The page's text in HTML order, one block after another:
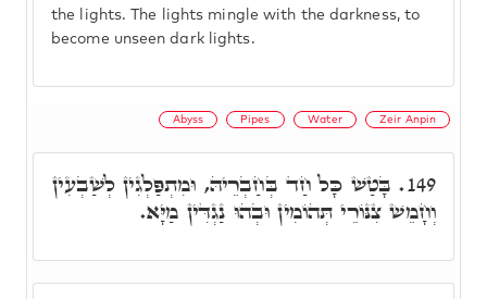
the lights. The lights mingle with the darkness, to
become unseen dark lights.
Abyss Pipes Water Zeir Anpin
149. בָּטַשׁ כָּל חַד בְּחַבְרֵיהּ, וּמִתְפַּלְגִין לְשַׁבְעִין
וְחָמֵשׁ צִנּוֹרֵי תְּהוֹמִין וּבְהוּ נַגְדִּין מַיָּא.